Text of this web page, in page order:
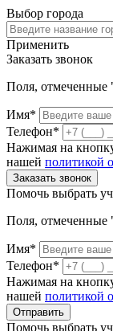
Выбор города
Применить
Заказать звонок
Поля, отмеченные
Имя*
Телефон*
Нажимая на кнопку
нашей политикой
Заказать звонок
Помочь выбрать
Поля, отмеченные
Имя*
Телефон*
Нажимая на кнопку
нашей политикой
Отправить
Помочь выбрать